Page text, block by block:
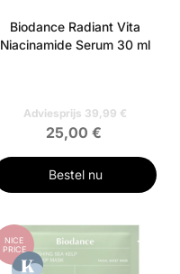
Biodance Radiant Vita
Niacinamide Serum 30 ml
Adviesprijs 39,99 €
25,00 €
Bestel nu
NICE
PRICE